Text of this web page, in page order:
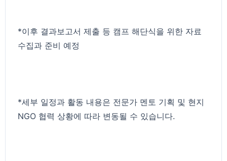
*이후 결과보고서 제출 등 캠프 해단식을 위한 자료
수집과 준비 예정
*세부 일정과 활동 내용은 전문가 멘토 기획 및 현지
NGO 협력 상황에 따라 변동될 수 있습니다.